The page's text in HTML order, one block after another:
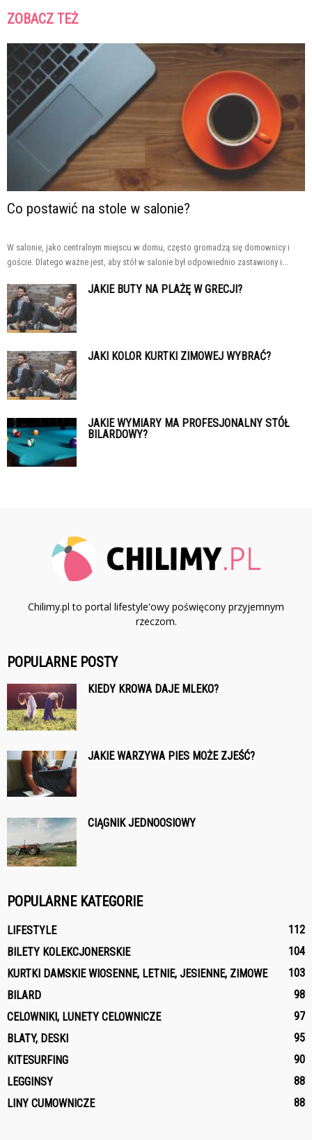
ZOBACZ TEŻ
Co postawić na stole w salonie?
W salonie, jako centralnym miejscu w domu, często gromadzą się domownicy i
goście. Dlatego ważne jest, aby stół w salonie był odpowiednio zastawiony i...
JAKIE BUTY NA PLAŻĘ W GRECJI?
JAKI KOLOR KURTKI ZIMOWEJ WYBRAĆ?
JAKIE WYMIARY MA PROFESJONALNY STÓŁ
BILARDOWY?
Chilimy.pl to portal lifestyle'owy poświęcony przyjemnym
rzeczom.
POPULARNE POSTY
KIEDY KROWA DAJE MLEKO?
JAKIE WARZYWA PIES MOŻE ZJEŚĆ?
CIĄGNIK JEDNOOSIOWY
POPULARNE KATEGORIE
LIFESTYLE
112
BILETY KOLEKCJONERSKIE
104
KURTKI DAMSKIE WIOSENNE, LETNIE, JESIENNE, ZIMOWE
103
BILARD
98
CELOWNIKI, LUNETY CELOWNICZE
97
BLATY, DESKI
95
KITESURFING
90
LEGGINSY
88
LINY CUMOWNICZE
88